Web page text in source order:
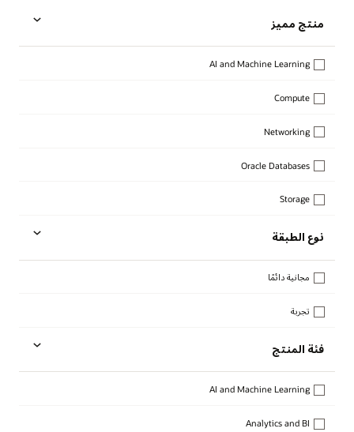
منتج مميز
AI and Machine Learning
Compute
Networking
Oracle Databases
Storage
نوع الطبقة
مجانية دائمًا
تجربة
فئة المنتج
AI and Machine Learning
Analytics and BI